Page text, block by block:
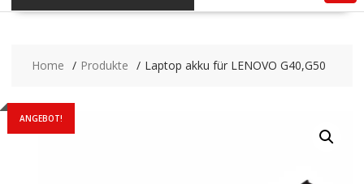
Home Produkte Laptop akku für LENOVO G40,G50
ANGEBOT!